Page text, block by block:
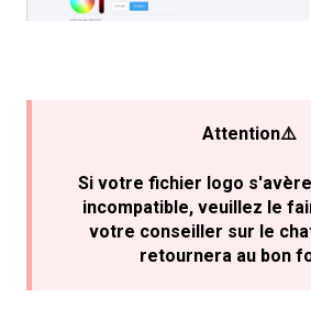
Attention⚠️
Si votre fichier logo
incompatible, veuillez le
votre conseiller sur le
retournera au bon